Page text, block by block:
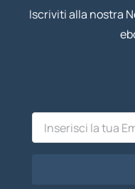
Iscriviti alla nostra